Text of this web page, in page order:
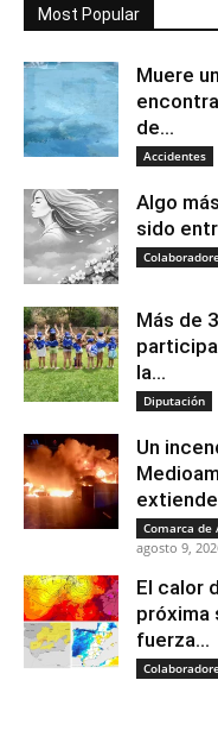
Most Popular
Muere
de...
Accidentes
Algo
sido
Más de
la...
Diputación
Un
extiende
Comarca de
agosto 9,
El calor
próxima
fuerza...